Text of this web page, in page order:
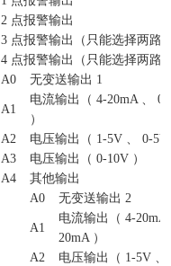
2 点报警输出
3 点报警输出（只能选择两路
4 点报警输出（只能选择两路
A0 无变送输出 1
A1
电流输出（ 4-20mA 、
）
A2
电压输出（ 1-5V 、 0-5V
A3
电压输出（ 0-10V ）
A4
其他输出
A0 无变送输出 2
A1
电流输出（ 4-20mA
20mA ）
A2
电压输出（ 1-5V 、